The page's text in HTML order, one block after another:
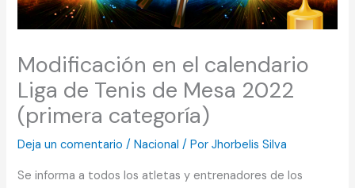
Modificación en el calendario
Liga de Tenis de Mesa 2022
(primera categoría)
Deja un comentario /Nacional / PorJhorbelis Silva
Se informa a todos los atletas y entrenadores de los